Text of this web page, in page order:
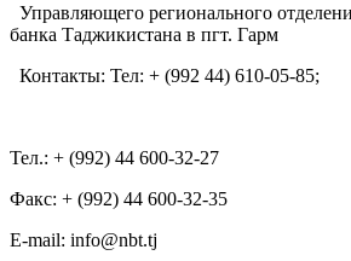
Управляющего регионального
банка Таджикистана в пгт. Гарм
Контакты: Тел: + (992 44) 610-05-85;
Тел.: + (992) 44 600-32-27
Факс: + (992) 44 600-32-35
Е-mail: info@nbt.tj